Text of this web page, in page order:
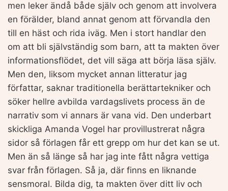
men leker ändå både själv och genom att involvera
en förälder, bland annat genom att förvandla den
till en häst och rida iväg. Men i stort handlar den
om att bli självständig som barn, att ta makten över
informationsflödet, det vill säga att börja läsa själv.
Men den, liksom mycket annan litteratur jag
författar, saknar traditionella berättartekniker och
söker hellre avbilda vardagslivets process än de
narrativ som vi annars är vana vid. Den underbart
skickliga Amanda Vogel har provillustrerat några
sidor så förlagen får ett grepp om hur det kan se ut.
Men än så länge så har jag inte fått några vettiga
svar från förlagen. Så ja, där finns en liknande
sensmoral. Bilda dig, ta makten över ditt liv och